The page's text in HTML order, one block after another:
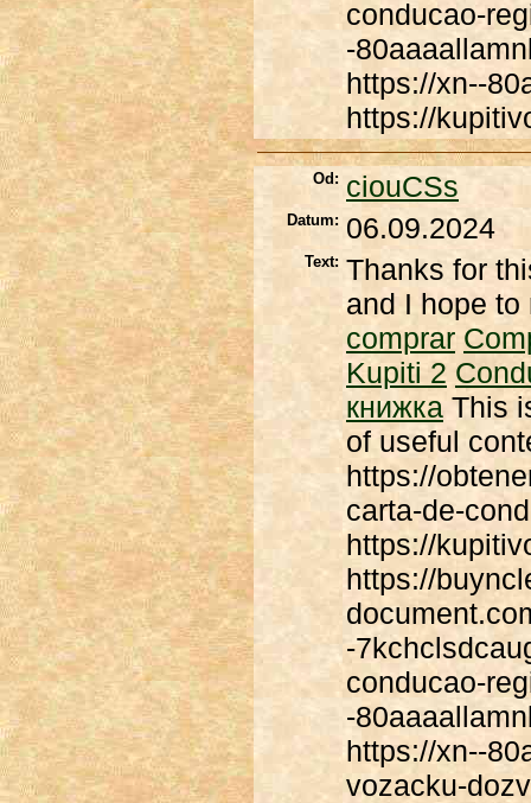
conducao-
-
https://xn--
https://
Od: ciouCSs
Datum: 06.09.2024
Text: Thanks for
and I hope to
comprar
Kupiti 2
книжка This
of useful
https://
carta-de-
https://
https://
-
conducao-
-
https://xn--
vozacku-